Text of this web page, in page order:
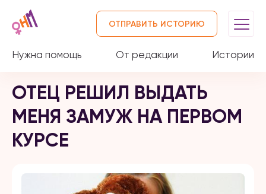
Нужна помощь От редакции Истории
ОТПРАВИТЬ ИСТОРИЮ
ОТЕЦ РЕШИЛ ВЫДАТЬ
МЕНЯ ЗАМУЖ НА ПЕРВОМ
КУРСЕ